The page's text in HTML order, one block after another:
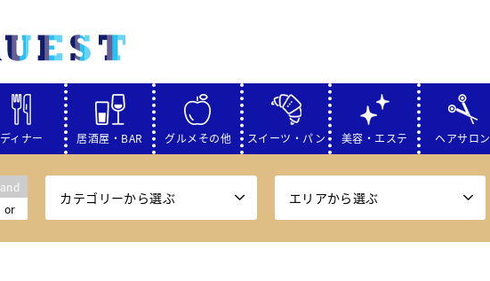
ディナー 居酒屋・BAR グルメその他 スイーツ・パン 美容・エステ ヘアサロン
and
or
カテゴリーから選ぶ エリアから選ぶ